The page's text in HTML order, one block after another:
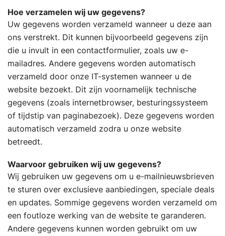
Hoe verzamelen wij uw gegevens?
Uw gegevens worden verzameld wanneer u deze aan
ons verstrekt. Dit kunnen bijvoorbeeld gegevens zijn
die u invult in een contactformulier, zoals uw e-
mailadres. Andere gegevens worden automatisch
verzameld door onze IT-systemen wanneer u de
website bezoekt. Dit zijn voornamelijk technische
gegevens (zoals internetbrowser, besturingssysteem
of tijdstip van paginabezoek). Deze gegevens worden
automatisch verzameld zodra u onze website
betreedt.
Waarvoor gebruiken wij uw gegevens?
Wij gebruiken uw gegevens om u e-mailnieuwsbrieven
te sturen over exclusieve aanbiedingen, speciale deals
en updates. Sommige gegevens worden verzameld om
een foutloze werking van de website te garanderen.
Andere gegevens kunnen worden gebruikt om uw